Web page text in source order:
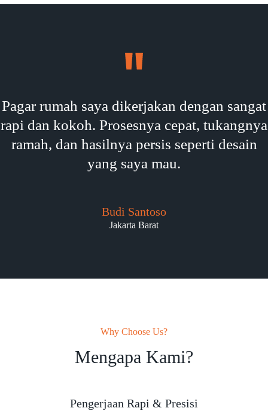
Pagar rumah saya dikerjakan dengan sangat
rapi dan kokoh. Prosesnya cepat, tukangnya
ramah, dan hasilnya persis seperti desain
yang saya mau.
Budi Santoso
Jakarta Barat
Why Choose Us?
Mengapa Kami?
Pengerjaan Rapi & Presisi